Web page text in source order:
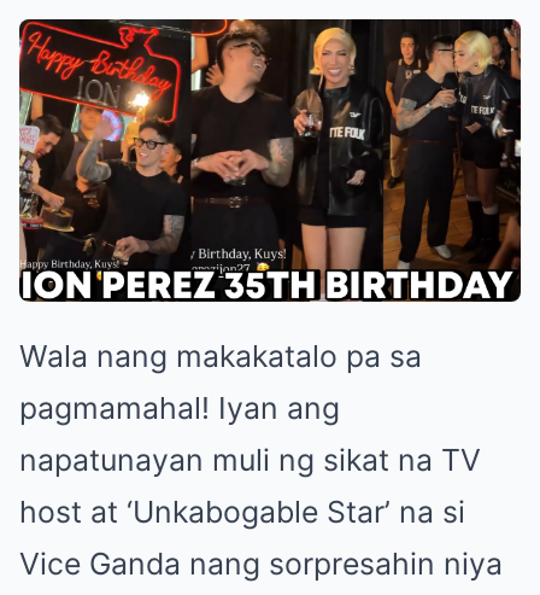
Wala nang makakatalo pa sa
pagmamahal! Iyan ang
napatunayan muli ng sikat na TV
host at ‘Unkabogable Star’ na si
Vice Ganda nang sorpresahin niya